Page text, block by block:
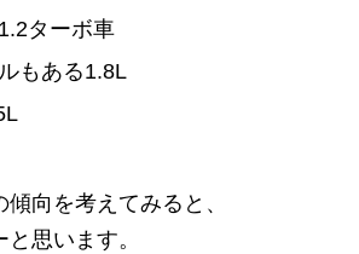
ターボ車
もある1.8L
向を考えてみると、
思います。